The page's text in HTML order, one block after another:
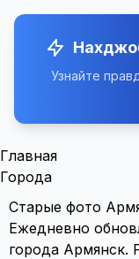
Узнайте
Главная
Города
Старые фото
Ежедневно
города Армянск.